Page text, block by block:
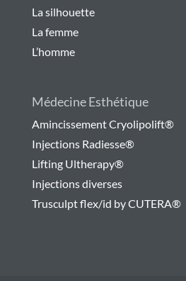
La silhouette
La femme
L’homme
Médecine Esthétique
Amincissement Cryolipolift®
Injections Radiesse®
Lifting Ultherapy®
Injections diverses
Trusculpt flex/id by CUTERA®